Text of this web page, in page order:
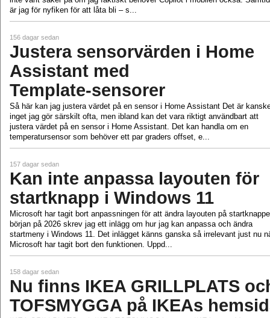
är jag för nyfiken för att låta bli – s...
156 dagar sedan
Justera sensorvärden i Home
Assistant med
Template‑sensorer
Så här kan jag justera värdet på en sensor i Home Assistant Det är
inget jag gör särskilt ofta, men ibland kan det vara riktigt användbart att
justera värdet på en sensor i Home Assistant. Det kan handla om en
temperatursensor som behöver ett par graders offset, e...
157 dagar sedan
Kan inte anpassa layouten för
startknapp i Windows 11
Microsoft har tagit bort anpassningen för att ändra layouten på
början på 2026 skrev jag ett inlägg om hur jag kan anpassa och ändra
startmeny i Windows 11. Det inlägget känns ganska så irrelevant just nu
Microsoft har tagit bort den funktionen. Uppd...
158 dagar sedan
Nu finns IKEA GRILLPLATS
TOFSMYGGA på IKEAs